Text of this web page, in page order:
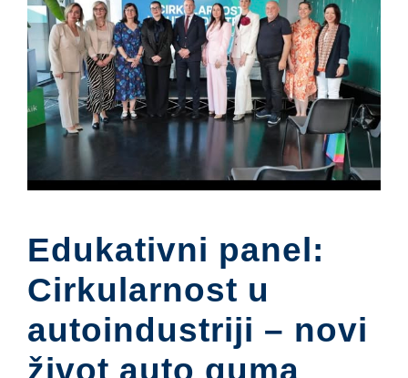
Edukativni panel:
Cirkularnost u
autoindustriji – novi